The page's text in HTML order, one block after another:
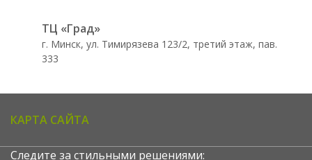
ТЦ «Град»
г. Минск, ул. Тимирязева 123/2, третий этаж, пав.
333
КАРТА САЙТА
Следите за стильными решениями: